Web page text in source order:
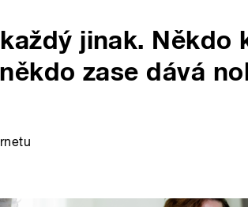
jinak. Někdo
zase dává